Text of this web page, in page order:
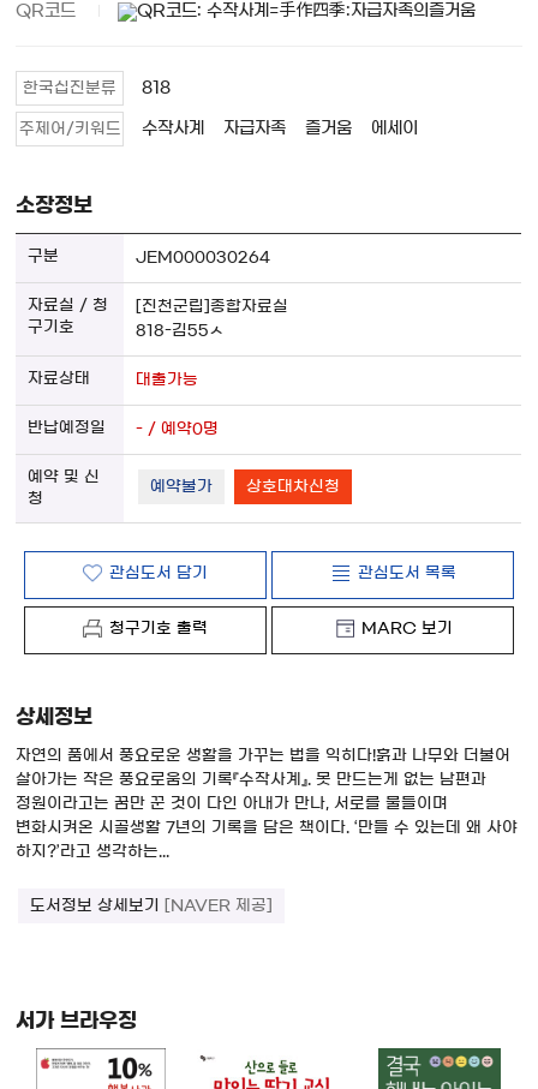
QR코드
한국십진분류 818
주제어/키워드 수작사계 자급자족 즐거움 에세이
소장정보
JEM000030264
[진천군립]종합자료실
818-김55ㅅ
대출가능
- / 예약0명
예약불가 상호대차신청
관심도서 담기 관심도서 목록
청구기호 출력 MARC 보기
상세정보
자연의 품에서 풍요로운 생활을 가꾸는 법을 익히다!흙과 나무와 더불어
살아가는 작은 풍요로움의 기록『수작사계』. 못 만드는게 없는 남편과
정원이라고는 꿈만 꾼 것이 다인 아내가 만나, 서로를 물들이며
변화시켜온 시골생활 7년의 기록을 담은 책이다. ‘만들 수 있는데 왜 사야
하지?’라고 생각하는...
도서정보 상세보기 [NAVER 제공]
서가 브라우징